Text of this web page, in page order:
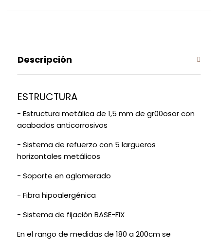
Descripción
ESTRUCTURA
- Estructura metálica de 1,5 mm de gr00osor con
acabados anticorrosivos
- Sistema de refuerzo con 5 largueros
horizontales metálicos
- Soporte en aglomerado
- Fibra hipoalergénica
- Sistema de fijación BASE-FIX
En el rango de medidas de 180 a 200cm se